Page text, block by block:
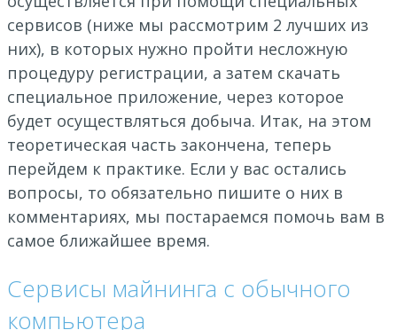
сервисов (ниже мы рассмотрим 2 лучших из
них), в которых нужно пройти несложную
процедуру регистрации, а затем скачать
специальное приложение, через которое
будет осуществляться добыча. Итак, на этом
теоретическая часть закончена, теперь
перейдем к практике. Если у вас остались
вопросы, то обязательно пишите о них в
комментариях, мы постараемся помочь вам в
самое ближайшее время.
Сервисы майнинга с обычного
компьютера